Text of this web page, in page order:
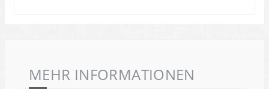
MEHR INFORMATIONEN